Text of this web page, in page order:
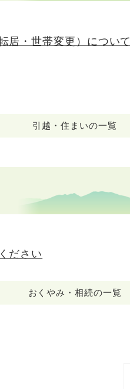
居・世帯変更）について
引越・住まいの一覧
ださい
おくやみ・相続の一覧